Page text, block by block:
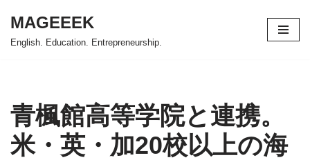
コ
ツ
へ
ス
キ
MAGEEEK
English. Education. Entrepreneurship.
青楓館高等学院と連携。
米・英・加20校以上の海